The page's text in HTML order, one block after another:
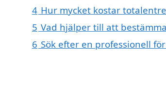
4 Hur mycket kostar
5 Vad hjälper till att
6 Sök efter en professionell